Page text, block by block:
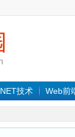
.NET技术 Web前